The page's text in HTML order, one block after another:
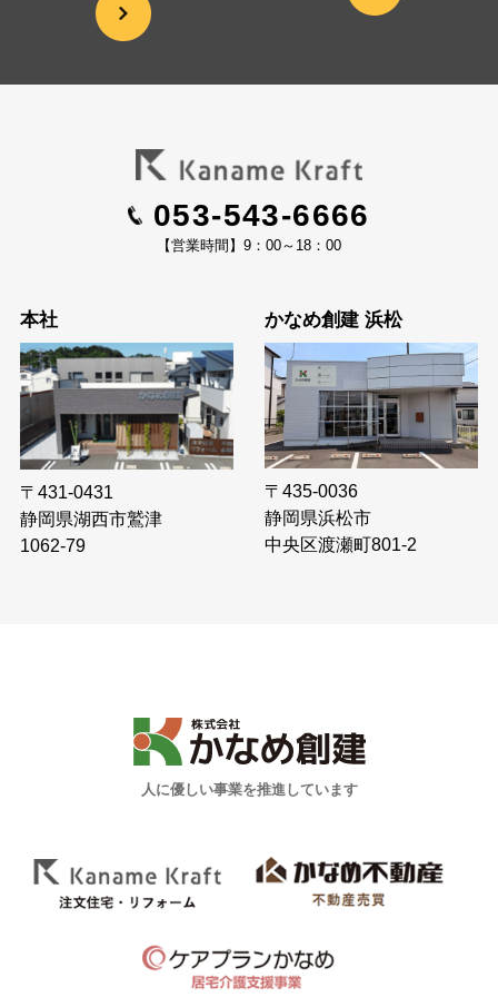
053-543-6666
【営業時間】9：00～18：00
本社
〒431-0431
静岡県湖西市鷲津
1062-79
かなめ創建 浜松
〒435-0036
静岡県浜松市
中央区渡瀬町801-2
人に優しい事業を推進しています